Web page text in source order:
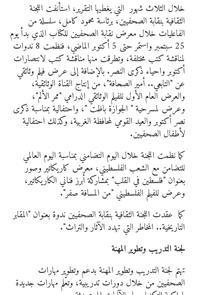
خلال الثلاث شهور التي يغطيها التقرير، استأنفت اللجنة
الثقافية بنقابة الصحفيين، برئاسة محمود كامل، سلسلة من
الفاعليات خلال معرض نقابة الصحفيين للكتاب الذي بدأ يوم
25 سبتمبر واستمر حتى 5 أكتوبر الماضي، فنظمت 8 ندوات
لمناقشة كتب مختلفة، وتطرقت منها مناقشة كتب لانتصارات
أكتوبر واحياء ذكرى النصر. بالإضافة إلى عرض فيلم وثائقي
عن "التابعي.. أمير الصحافة"، من إنتاج القناة الوثائقية،
والعرض العام الأول للفيلم الوثائقي الدرامي "ممر الألم"،
وعرض لمسرحية " الجوازة باظت "، واحتفالية بمناسبة ذكرى
نصر أكتوبر والعيد القومي لمحافظة الغربية، وكذلك احتفالية
لأطفال الصحفيين.
كما نظمت اللجنة خلال اليوم التضامني بمناسبة اليوم العالمي
للتضامن مع الشعب الفلسطيني، معرض كاريكاتير وصور
بعنوان "فلسطين في القلب" بمشاركة أبرز فناني الكاريكاتير،
وعرض للفيلم الفلسطيني "من المسافة صفر".
كما عقدت اللجنة الثقافية بنقابة الصحفيين ندوة بعنوان "المقابر
التاريخية.. المخاطر التي تهدد الآثار والتراث".
لجنة التدريب وتطوير المهنة
تهتم لجنة التدريب وتطوير المهنةبدعم وتطوير مهارات
الصحفيين من خلال دورات تدريبية، وتعّلم مهارات جديدة